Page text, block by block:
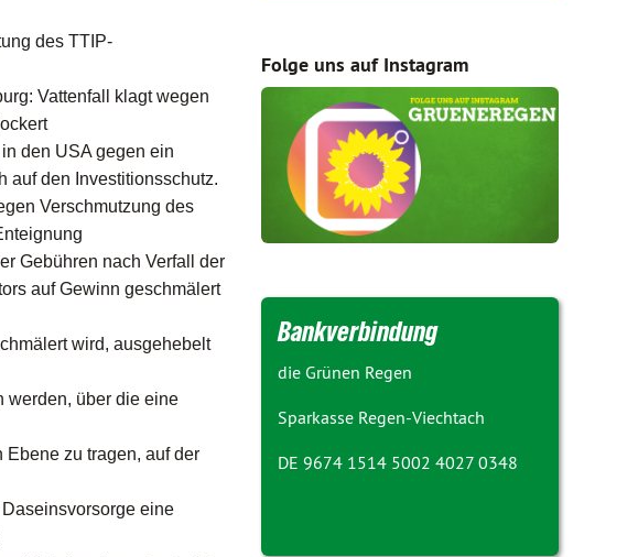
des TTIP-
Vattenfall klagt wegen
den USA gegen ein
auf den Investitionsschutz.
Verschmutzung des
Gebühren nach Verfall der
auf Gewinn geschmälert
wird, ausgehebelt
werden, über die eine
zu tragen, auf der
eine
Folge uns auf Instagram
Bankverbindung
die Grünen Regen
Sparkasse Regen-Viechtach
DE 9674 1514 5002 4027 0348